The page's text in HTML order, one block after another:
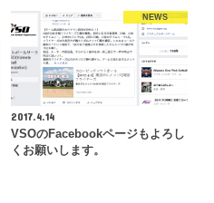
NEWS
2017.4.14
VSOのFacebookページもよろし
くお願いします。